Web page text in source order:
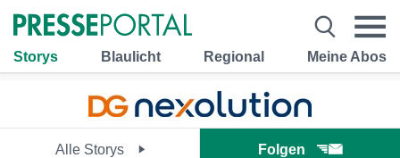
Storys Blaulicht Regional Meine Abos
Alle Storys Folgen